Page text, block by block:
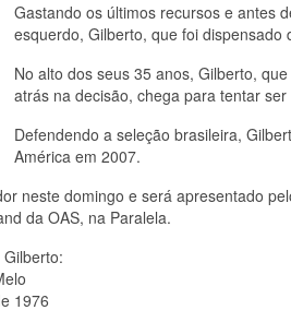
Gastando os últimos recursos e antes
esquerdo, Gilberto, que foi
No alto dos seus 35 anos, Gilberto,
atrás na decisão, chega para tentar
Defendendo a seleção brasileira,
América em 2007.
neste domingo e será apresentado
da OAS, na Paralela.
1976